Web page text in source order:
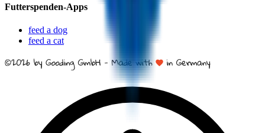
Futterspenden-Apps
feed a dog
feed a cat